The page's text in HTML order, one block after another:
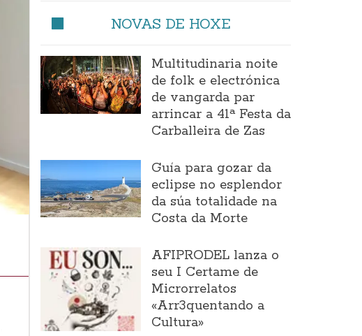
NOVAS DE HOXE
Multitudinaria noite
de folk e electrónica
de vangarda par
arrincar a 41ª Festa da
Carballeira de Zas
Guía para gozar da
eclipse no esplendor
da súa totalidade na
Costa da Morte
AFIPRODEL lanza o
seu I Certame de
Microrrelatos
«Arr3quentando a
Cultura»